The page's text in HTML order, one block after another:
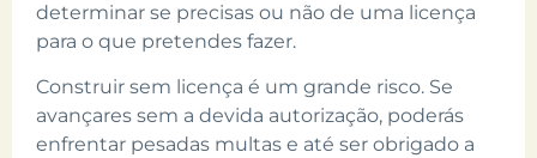
determinar se precisas ou não de uma licença
para o que pretendes fazer.
Construir sem licença é um grande risco. Se
avançares sem a devida autorização, poderás
enfrentar pesadas multas e até ser obrigado a